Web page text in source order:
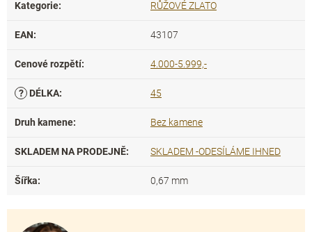
Kategorie: RŮŽOVÉ ZLATO
EAN: 43107
Cenové rozpětí: 4.000-5.999,-
? DÉLKA: 45
Druh kamene: Bez kamene
SKLADEM NA PRODEJNĚ: SKLADEM -ODESÍLÁME IHNED
Šířka: 0,67 mm